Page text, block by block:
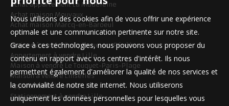
Achat appartement La Madeleine
Achat maison Mouvaux
Achat maison Marcq-en-Baroeul
Maison à vendre Templeuve-en-Pévèle
Appartement à vendre Lille
Maison à vendre Le Touquet-Paris-Plage
Maison à vendre Linselles
Appartement à vendre Lille
Stationnement à vendre Lille
Nous utilisons des cookies afin de vous offrir une expérience
optimale et une communication pertinente sur notre site.
Grace à ces technologies, nous pouvons vous proposer du
contenu en rapport avec vos centres d'intérêt. Ils nous
permettent également d'améliorer la qualité de nos services et
la convivialité de notre site internet. Nous utiliserons
uniquement les données personnelles pour lesquelles vous